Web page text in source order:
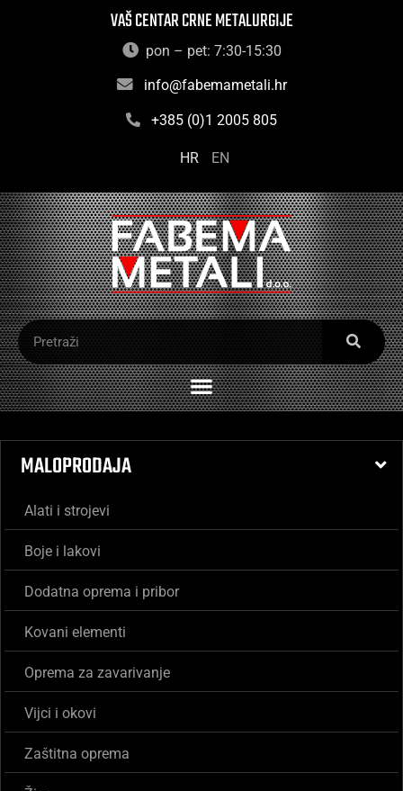
VAŠ CENTAR CRNE METALURGIJE
pon – pet: 7:30-15:30
info@fabemametali.hr
+385 (0)1 2005 805
HR EN
MALOPRODAJA
Alati i strojevi
Boje i lakovi
Dodatna oprema i pribor
Kovani elementi
Oprema za zavarivanje
Vijci i okovi
Zaštitna oprema